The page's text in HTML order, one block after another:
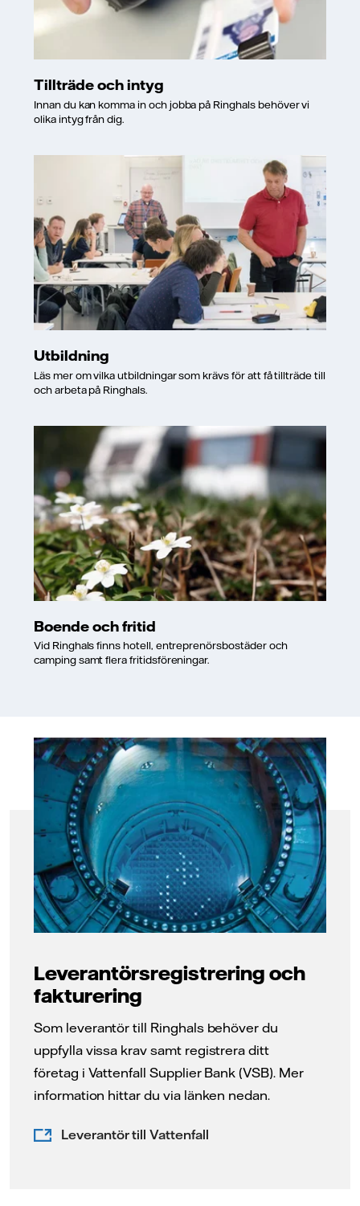
Tillträde och intyg
Innan du kan komma in och jobba på Ringhals behöver vi
olika intyg från dig.
Utbildning
Läs mer om vilka utbildningar som krävs för att få tillträde till
och arbeta på Ringhals.
Boende och fritid
Vid Ringhals finns hotell, entreprenörsbostäder och
camping samt flera fritidsföreningar.
Leverantörsregistrering och
fakturering
Som leverantör till Ringhals behöver du
uppfylla vissa krav samt registrera ditt
företag i Vattenfall Supplier Bank (VSB). Mer
information hittar du via länken nedan.
Leverantör till Vattenfall